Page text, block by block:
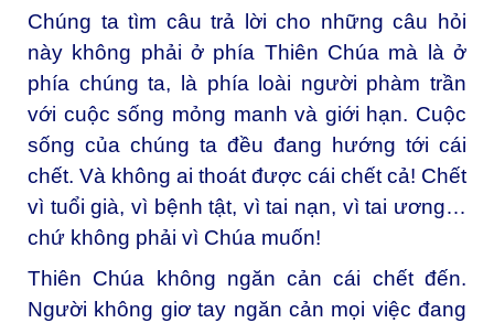
Chúng ta tìm câu trả lời cho những câu hỏi
này không phải ở phía Thiên Chúa mà là ở
phía chúng ta, là phía loài người phàm trần
với cuộc sống mỏng manh và giới hạn. Cuộc
sống của chúng ta đều đang hướng tới cái
chết. Và không ai thoát được cái chết cả! Chết
vì tuổi già, vì bệnh tật, vì tai nạn, vì tai ương…
chứ không phải vì Chúa muốn!
Thiên Chúa không ngăn cản cái chết đến.
Người không giơ tay ngăn cản mọi việc đang